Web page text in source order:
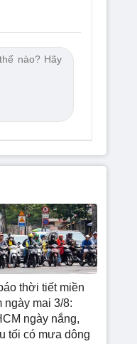
thời tiết miền
ngày mai 3/8:
ngày nắng,
tối có mưa dông